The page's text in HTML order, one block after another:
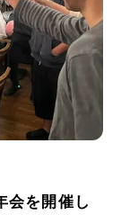
会を開催し